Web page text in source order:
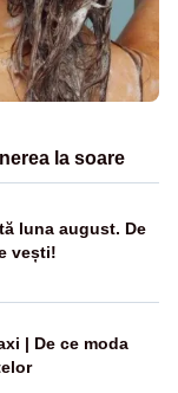
la soare
luna august. De
vești!
| De ce moda